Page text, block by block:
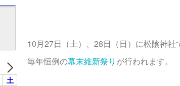
土
10月27日（土）、28日（日）に松陰神社
毎年恒例の幕末維新祭り が行われます。